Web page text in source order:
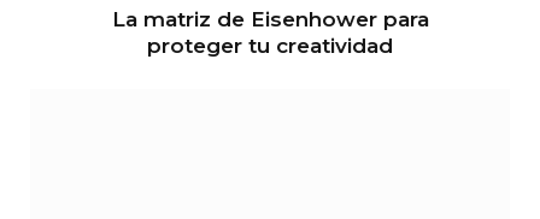
La matriz de Eisenhower para
proteger tu creatividad